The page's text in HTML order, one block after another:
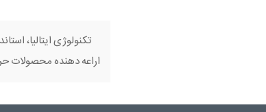
تکنولوژی ایتالیا،
اراعه دهنده محصولات